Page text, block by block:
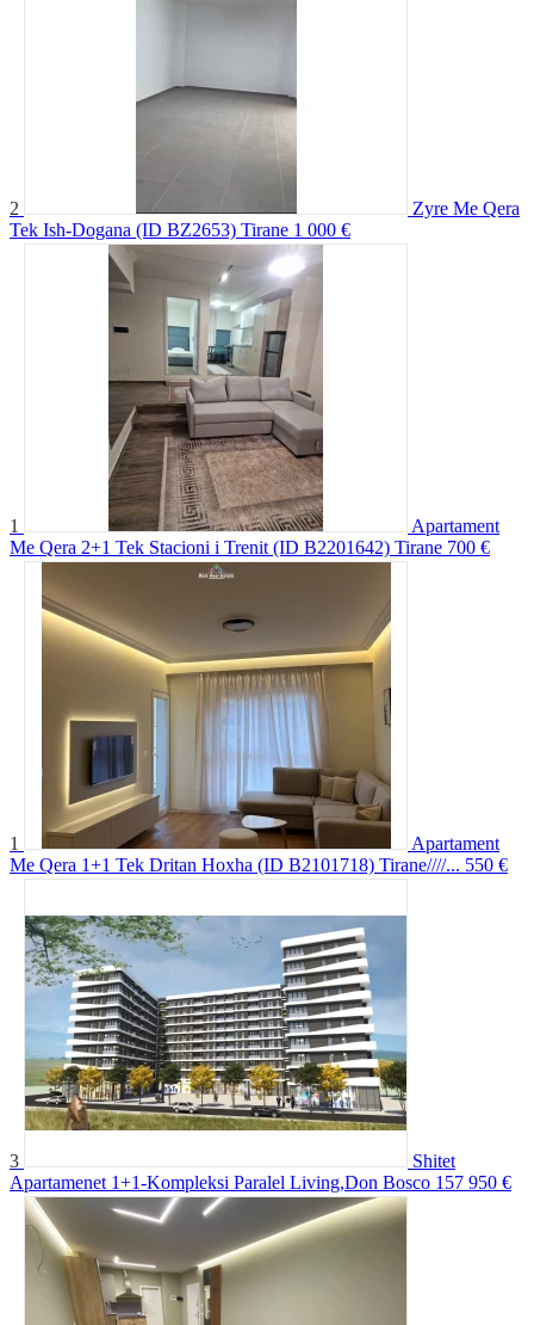
2
Zyre Me Qera
Tek Ish-Dogana (ID BZ2653) Tirane 1 000 €
1
Apartament
Me Qera 2+1 Tek Stacioni i Trenit (ID B2201642) Tirane 700 €
1
Apartament
Me Qera 1+1 Tek Dritan Hoxha (ID B2101718) Tirane////... 550 €
3
Shitet
Apartamenet 1+1-Kompleksi Paralel Living,Don Bosco 157 950 €